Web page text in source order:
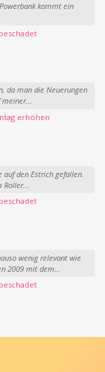
kommt ein
da man die Neuerungen
meiner...
erhöhen
den Estrich gefallen.
wenig relevant wie
2009 mit dem...